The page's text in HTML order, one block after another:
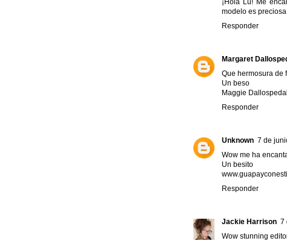
modelo es
Responder
Margaret
Que hermosura de
Un beso
Maggie
Responder
Unknown 7 de
Wow me ha
Un besito
Responder
Jackie Harrison 7
Wow stunning